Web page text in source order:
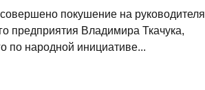
покушение на руководителя
предприятия Владимира Ткачука,
по народной инициативе...